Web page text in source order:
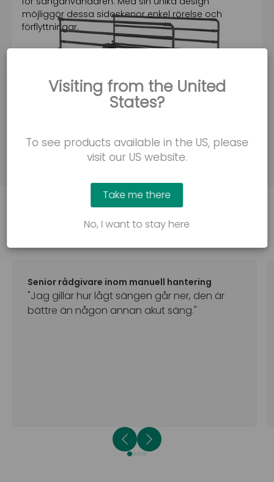
möjliggör dessa sidoskenor enkel rörelse och
förflyttningar.
Se varför folk älskar Proxima
Senior rådgivare inom manuell hantering
"Jag gillar hur lågt sängen går ner, den är
bättre än någon annan akut säng."
Visiting from the United
States?
To see products available in the US, please
visit our US website.
Take me there
No, I want to stay here